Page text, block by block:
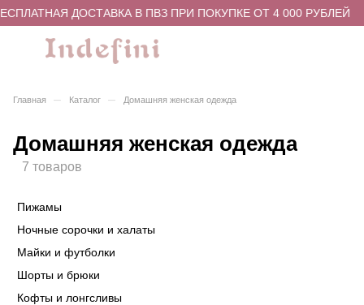
ДОСТАВКА В ПВЗ ПРИ ПОКУПКЕ ОТ 4 000 РУБЛЕЙ
Главная – Каталог – Домашняя женская одежда
Домашняя женская одежда
7 товаров
Пижамы
Ночные сорочки и халаты
Майки и футболки
Шорты и брюки
Кофты и лонгсливы